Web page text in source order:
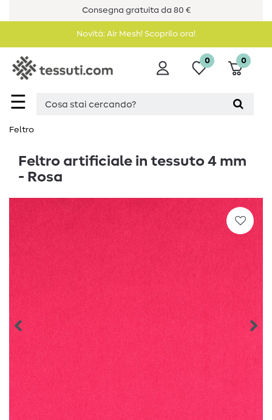
Consegna gratuita da 80 €
Novità: Air Mesh! Scoprilo ora!
☰
0 0
Feltro
Feltro artificiale in tessuto 4 mm
- Rosa